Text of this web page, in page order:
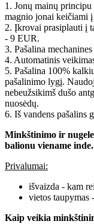
1. Jonų mainų
magnio jonai keičiami
2. Įkrovai prasiplauti į
- 9 EUR.
3. Pašalina
4. Automatinis
5. Pašalina 100%
pašalinimo lygį.
nebeužsikimš dušo
nuosėdų.
6. Iš vandens pašalins
Minkštinimo ir
balionu viename inde.
Privalumai:
išvaizda - kam
vietos taupymas
Kaip veikia